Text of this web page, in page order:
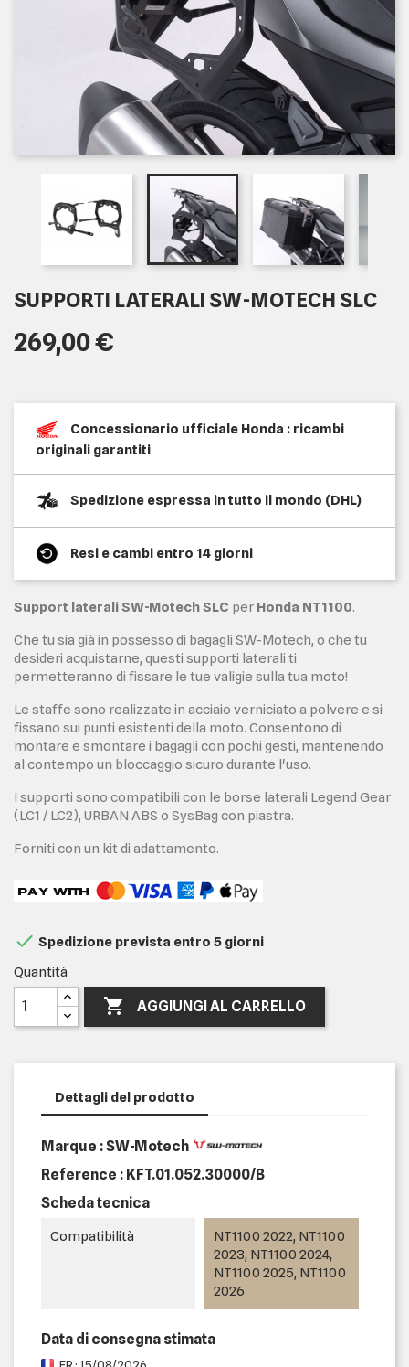
SUPPORTI LATERALI SW-MOTECH SLC
269,00 €
Concessionario ufficiale Honda : ricambi
originali garantiti
Spedizione espressa in tutto il mondo (DHL)
Resi e cambi entro 14 giorni
Support laterali SW-Motech SLC per Honda NT1100.
Che tu sia già in possesso di bagagli SW-Motech, o che tu
desideri acquistarne, questi supporti laterali ti
permetteranno di fissare le tue valigie sulla tua moto!
Le staffe sono realizzate in acciaio verniciato a polvere e si
fissano sui punti esistenti della moto. Consentono di
montare e smontare i bagagli con pochi gesti, mantenendo
al contempo un bloccaggio sicuro durante l'uso.
I supporti sono compatibili con le borse laterali Legend Gear
(LC1 / LC2), URBAN ABS o SysBag con piastra.
Forniti con un kit di adattamento.
 Spedizione prevista entro 5 giorni
Quantità
 AGGIUNGI AL CARRELLO
Dettagli del prodotto
Marque : SW-Motech
Reference : KFT.01.052.30000/B
Scheda tecnica
Compatibilità
NT1100 2022, NT1100
2023, NT1100 2024,
NT1100 2025, NT1100
2026
Data di consegna stimata